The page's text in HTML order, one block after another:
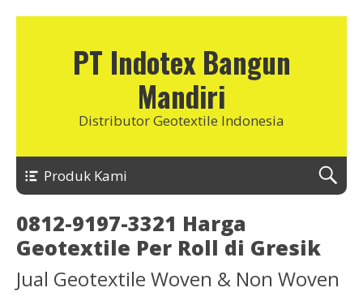
PT Indotex Bangun
Mandiri
Distributor Geotextile Indonesia
Produk Kami
0812-9197-3321 Harga
Geotextile Per Roll di Gresik
Jual Geotextile Woven & Non Woven